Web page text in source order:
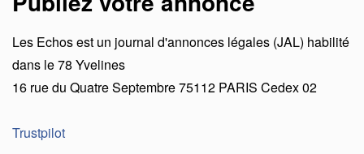
Les Echosest un journal d'annonces légales (JAL) habilité
dans le 78 Yvelines
16 rue du Quatre Septembre75112 PARIS Cedex 02
Trustpilot